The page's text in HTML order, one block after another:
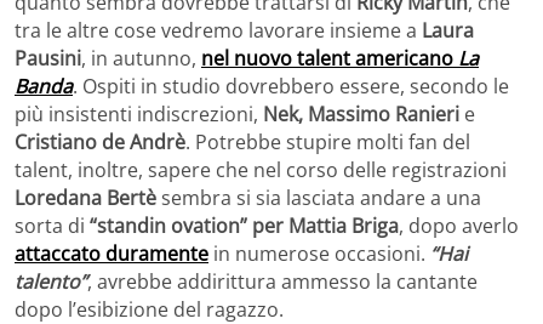
tra le altre cose vedremo lavorare insieme a Laura
Pausini, in autunno, nel nuovo talent americano La
Banda. Ospiti in studio dovrebbero essere, secondo le
più insistenti indiscrezioni, Nek, Massimo Ranieri e
Cristiano de Andrè. Potrebbe stupire molti fan del
talent, inoltre, sapere che nel corso delle registrazioni
Loredana Bertèsembra si sia lasciata andare a una
sorta di “standin ovation” per Mattia Briga, dopo averlo
attaccato duramente in numerose occasioni. “Hai
talento”, avrebbe addirittura ammesso la cantante
dopo l’esibizione del ragazzo.